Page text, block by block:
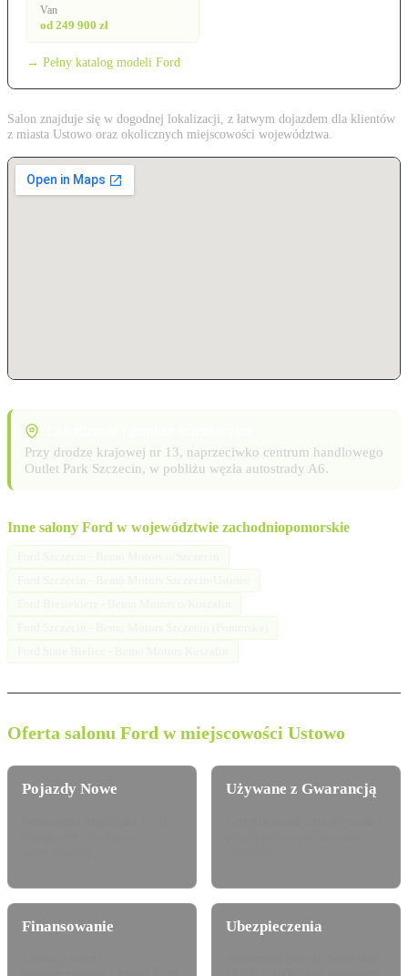
Van
od 249 900 zł
→ Pełny katalog modeli Ford
Salon znajduje się w dogodnej lokalizacji, z łatwym dojazdem dla klientów
z miasta Ustowo oraz okolicznych miejscowości województwa.
Przy drodze krajowej nr 13, naprzeciwko centrum handlowego
Outlet Park Szczecin, w pobliżu węzła autostrady A6.
Inne salony Ford w województwie zachodniopomorskie
Oferta salonu Ford w miejscowości Ustowo
Pojazdy Nowe Używane z Gwarancją
Finansowanie Ubezpieczenia